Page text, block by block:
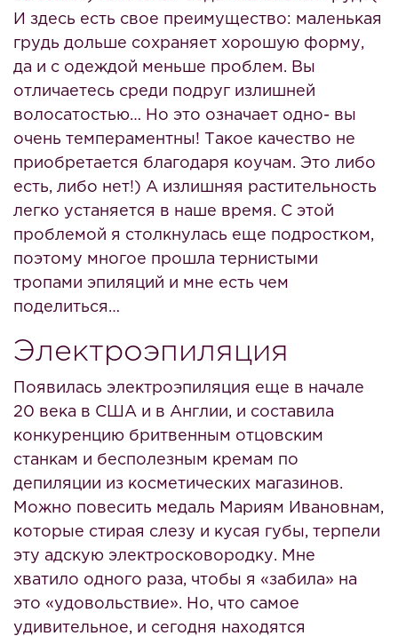
И здесь есть свое преимущество: маленькая
грудь дольше сохраняет хорошую форму,
да и с одеждой меньше проблем. Вы
отличаетесь среди подруг излишней
волосатостью… Но это означает одно- вы
очень темпераментны! Такое качество не
приобретается благодаря коучам. Это либо
есть, либо нет!) А излишняя растительность
легко устаняется в наше время. С этой
проблемой я столкнулась еще подростком,
поэтому многое прошла тернистыми
тропами эпиляций и мне есть чем
поделиться…
Электроэпиляция
Появилась электроэпиляция еще в начале
20 века в США и в Англии, и составила
конкуренцию бритвенным отцовским
станкам и бесполезным кремам по
депиляции из косметических магазинов.
Можно повесить медаль Мариям Ивановнам,
которые стирая слезу и кусая губы, терпели
эту адскую электросковородку. Мне
хватило одного раза, чтобы я «забила» на
это «удовольствие». Но, что самое
удивительное, и сегодня находятся